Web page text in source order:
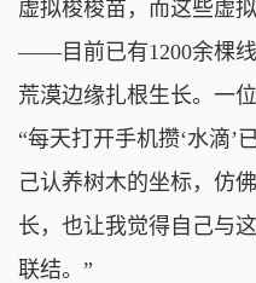
虚拟梭梭苗，而这些虚
——目前已有1200余棵
荒漠边缘扎根生长。一
“每天打开手机攒‘水滴’
己认养树木的坐标，仿
长，也让我觉得自己与
联结。”